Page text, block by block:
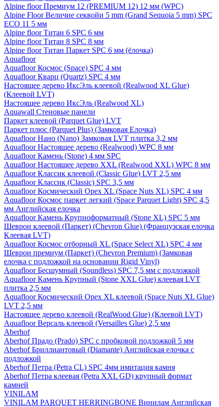
Alpine floor Премиум 12 (PREMIUM 12) 12 мм (WPC)
Alpine Floor Величие секвойи 5 mm (Grand Sequoia 5 mm) SPC
ECO 11 5 мм
Alpine floor Титан 6 SPC 6 мм
Alpine floor Титан 8 SPC 8 мм
Alpine floor Титан Паркет SPC 6 мм (ёлочка)
Aquafloor
Aquafloor Космос (Space) SPC 4 мм
Aquafloor Кварц (Quartz) SPC 4 мм
Настоящее дерево ИксЭль клеевой (Realwood XL Glue)
(Клеевой LVT)
Настоящее дерево ИксЭль (Realwood XL)
Aquawall Стеновые панели
Паркет клеевой (Parquet Glue) LVT
Паркет плюс (Parquet Plus) (Замковая Елочка)
Aquafloor Нано (Nano) Замковая LVT плитка 3,2 мм
Aquafloor Настоящее дерево (Realwood) WPC 8 мм
Aquafloor Камень (Stone) 4 мм SPC
Aquafloor Настоящее дерево XXL (Realwood XXL) WPC 8 мм
Aquafloor Классик клеевой (Classic Glue) LVT 2,5 мм
Aquafloor Классик (Classic) SPC 3,5 мм
Aquafloor Космический Орех XL (Space Nuts XL) SPC 4 мм
Aquafloor Космос паркет легкий (Space Parquet Light) SPC 4,5
мм Английская елочка
Aquafloor Камень Крупноформатный (Stone XL) SPC 5 мм
Шеврон клеевой (Паркет) (Chevron Glue) (Французская елочка
Клеевая LVT)
Aquafloor Космос отборный XL (Space Select XL) SPC 4 мм
Шеврон премиум (Паркет) (Chevron Premium) (Замковая
елочка с подложкой на основании Rigid Vinyl)
Aquafloor Бесшумный (Soundless) SPC 7,5 мм с подложкой
Aquafloor Камень Крупный (Stone XXL Glue) клеевая LVT
плитка 2,5 мм
Aquafloor Космический Орех XL клеевой (Space Nuts XL Glue)
LVT 2,5 мм
Настоящее дерево клеевой (RealWood Glue) (Клеевой LVT)
Aquafloor Версаль клеевой (Versailles Glue) 2,5 мм
Aberhof
Aberhof Прадо (Prado) SPC с пробковой подложкой 5 мм
Aberhof Бриллиантовый (Diamante) Английская елочка с
подложкой
Aberhof Петра (Petra CL) SPC 4мм имитация камня
Aberhof Петра клеевая (Petra XXL GD) крупный формат
камней
VINILAM
VINILAM PARQUET HERRINGBONE Винилам Английская